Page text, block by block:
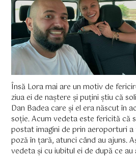
Însă Lora mai are un motiv de
ziua ei de naștere și puțini știu că
Dan Badea care și el era născut în
soție. Acum vedeta este fericită că
postat imagini de prin aeroporturi
poză în țară, atunci când au ajuns.
vedeta și cu iubitul ei de după ce au